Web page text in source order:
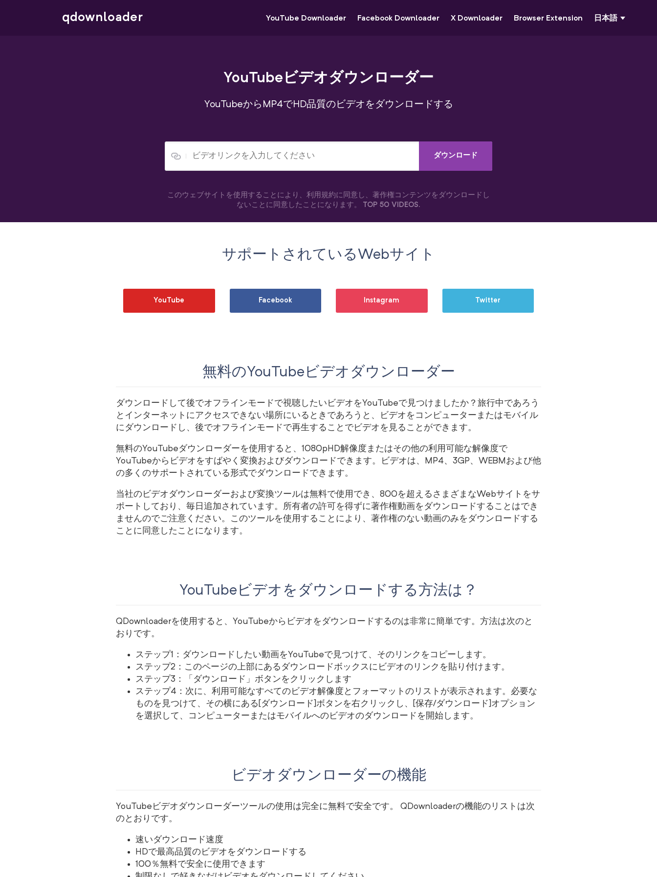
qdownloader YouTube Downloader Facebook Downloader X Downloader Browser Extension 日本語
YouTubeビデオダウンローダー
YouTubeからMP4でHD品質のビデオをダウンロードする
ダウンロード
このウェブサイトを使用することにより、利用規約に同意し、著作権コンテンツをダウンロードし
ないことに同意したことになります。
TOP 50 VIDEOS.
サポートされているWebサイト
YouTube Facebook Instagram Twitter
無料のYouTubeビデオダウンローダー
ダウンロードして後でオフラインモードで視聴したいビデオをYouTubeで見つけましたか？旅行中であろう
とインターネットにアクセスできない場所にいるときであろうと、ビデオをコンピューターまたはモバイル
にダウンロードし、後でオフラインモードで再生することでビデオを見ることができます。
無料のYouTubeダウンローダーを使用すると、1080pHD解像度またはその他の利用可能な解像度で
YouTubeからビデオをすばやく変換およびダウンロードできます。ビデオは、MP4、3GP、WEBMおよび他
の多くのサポートされている形式でダウンロードできます。
当社のビデオダウンローダーおよび変換ツールは無料で使用でき、800を超えるさまざまなWebサイトをサ
ポートしており、毎日追加されています。所有者の許可を得ずに著作権動画をダウンロードすることはでき
ませんのでご注意ください。このツールを使用することにより、著作権のない動画のみをダウンロードする
ことに同意したことになります。
YouTubeビデオをダウンロードする方法は？
QDownloaderを使用すると、YouTubeからビデオをダウンロードするのは非常に簡単です。方法は次のと
おりです。
ステップ1：ダウンロードしたい動画をYouTubeで見つけて、そのリンクをコピーします。
ステップ2：このページの上部にあるダウンロードボックスにビデオのリンクを貼り付けます。
ステップ3：「ダウンロード」ボタンをクリックします
ステップ4：次に、利用可能なすべてのビデオ解像度とフォーマットのリストが表示されます。必要な
ものを見つけて、その横にある[ダウンロード]ボタンを右クリックし、[保存/ダウンロード]オプション
を選択して、コンピューターまたはモバイルへのビデオのダウンロードを開始します。
ビデオダウンローダーの機能
YouTubeビデオダウンローダーツールの使用は完全に無料で安全です。 QDownloaderの機能のリストは次
のとおりです。
速いダウンロード速度
HDで最高品質のビデオをダウンロードする
100％無料で安全に使用できます